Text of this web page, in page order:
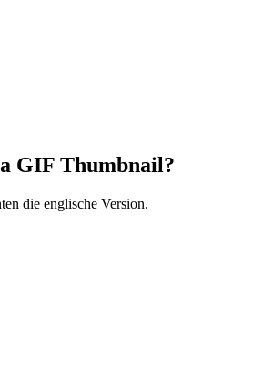
GIF Thumbnail?
die englische Version.